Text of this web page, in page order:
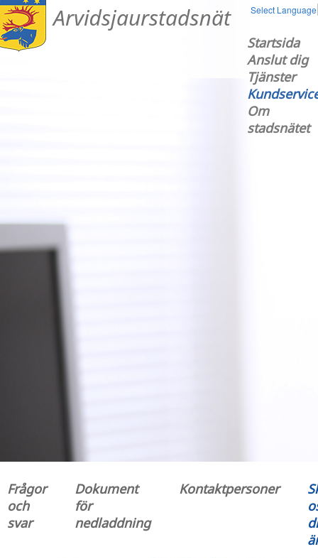
Startsida
Anslut dig
Tjänster
Om
stadsnätet
Select Language
Frågor
och
svar
Dokument
för
nedladdning
Kontaktpersoner